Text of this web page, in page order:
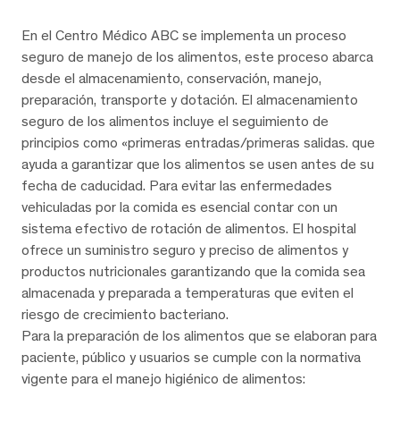
En el Centro Médico ABC se implementa un proceso
seguro de manejo de los alimentos, este proceso abarca
desde el almacenamiento, conservación, manejo,
preparación, transporte y dotación. El almacenamiento
seguro de los alimentos incluye el seguimiento de
principios como «primeras entradas/primeras salidas. que
ayuda a garantizar que los alimentos se usen antes de su
fecha de caducidad. Para evitar las enfermedades
vehiculadas por la comida es esencial contar con un
sistema efectivo de rotación de alimentos. El hospital
ofrece un suministro seguro y preciso de alimentos y
productos nutricionales garantizando que la comida sea
almacenada y preparada a temperaturas que eviten el
riesgo de crecimiento bacteriano.
Para la preparación de los alimentos que se elaboran para
paciente, público y usuarios se cumple con la normativa
vigente para el manejo higiénico de alimentos: